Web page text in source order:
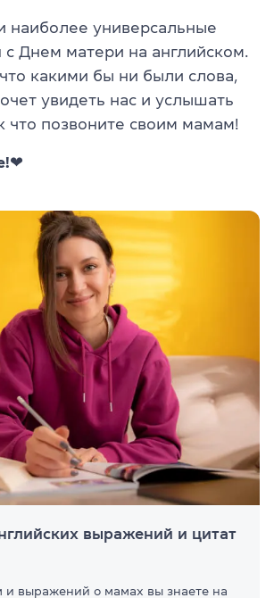
наиболее универсальные
с Днем матери на английском.
какими бы ни были слова,
увидеть нас и услышать
что позвоните своим мамам!
выражений и цитат
и выражений о мамах вы знаете на